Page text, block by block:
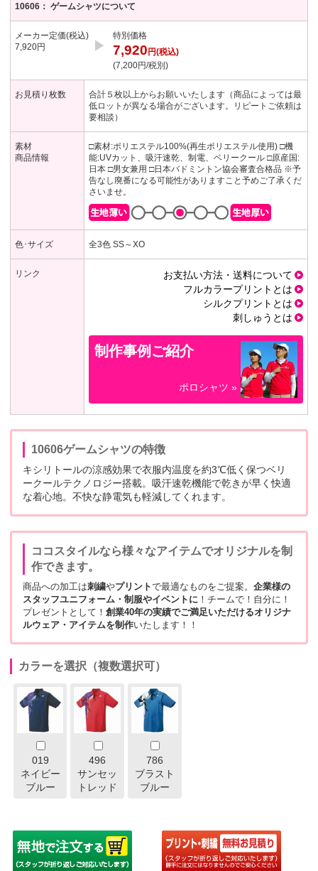
10606： ゲームシャツについて
メーカー定価(税込)
7,920円
▶︎
特別価格
7,920 円(税込)
(7,200円/税別)
お見積り枚数
合計５枚以上からお願いいたします（商品によっては最
低ロットが異なる場合がございます。リピートご依頼は
要相談）
素材
商品情報
□素材:ポリエステル100%(再生ポリエステル使用)□機
能:UVカット、吸汗速乾、制電、ベリークール□原産国:
日本□男女兼用 □日本バドミントン協会審査合格品 ※予
告なし廃番になる可能性がありますこと予めご了承くだ
さいませ。
色･サイズ 全3色 SS～XO
リンク
お支払い方法・送料について
フルカラープリントとは
シルクプリントとは
刺しゅうとは
制作事例ご紹介
ポロシャツ »
10606ゲームシャツの特徴
キシリトールの涼感効果で衣服内温度を約3℃低く保つベリ
ークールテクノロジー搭載。吸汗速乾機能で乾きが早く快適
な着心地。不快な静電気も軽減してくれます。
ココスタイルなら様々なアイテムでオリジナルを制
作できます。
商品への加工は刺繍やプリントで最適なものをご提案。 企業様の
スタッフユニフォーム・制服やイベントに ！チームで！自分に！
プレゼントとして！ 創業40年の実績でご満足いただけるオリジナ
ルウェア・アイテムを制作いたします！！
カラーを選択（複数選択可）
019
ネイビー
ブルー
496
サンセッ
トレッド
786
ブラスト
ブルー